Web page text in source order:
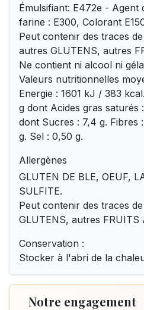
Émulsifiant: E472e - Agent
farine : E300, Colorant
Peut contenir des traces
autres GLUTENS, autres
Ne contient ni alcool ni
Valeurs nutritionnelles
Energie : 1601 kJ / 383
g dont Acides gras saturés
dont Sucres : 7,4 g. Fibres
g. Sel : 0,50 g.
Allergènes
GLUTEN DE BLE, OEUF,
SULFITE.
Peut contenir des traces
GLUTENS, autres FRUITS
Conservation :
Stocker à l'abri de la
Notre engagement